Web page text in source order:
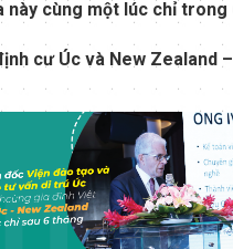
này cùng một lúc chỉ trong
cư Úc và New Zealand